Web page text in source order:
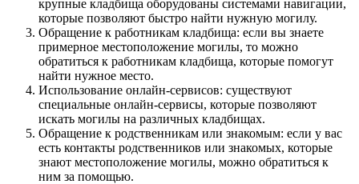
крупные кладбища оборудованы системами навигации,
которые позволяют быстро найти нужную могилу.
Обращение к работникам кладбища: если вы знаете
примерное местоположение могилы, то можно
обратиться к работникам кладбища, которые помогут
найти нужное место.
Использование онлайн-сервисов: существуют
специальные онлайн-сервисы, которые позволяют
искать могилы на различных кладбищах.
Обращение к родственникам или знакомым: если у вас
есть контакты родственников или знакомых, которые
знают местоположение могилы, можно обратиться к
ним за помощью.